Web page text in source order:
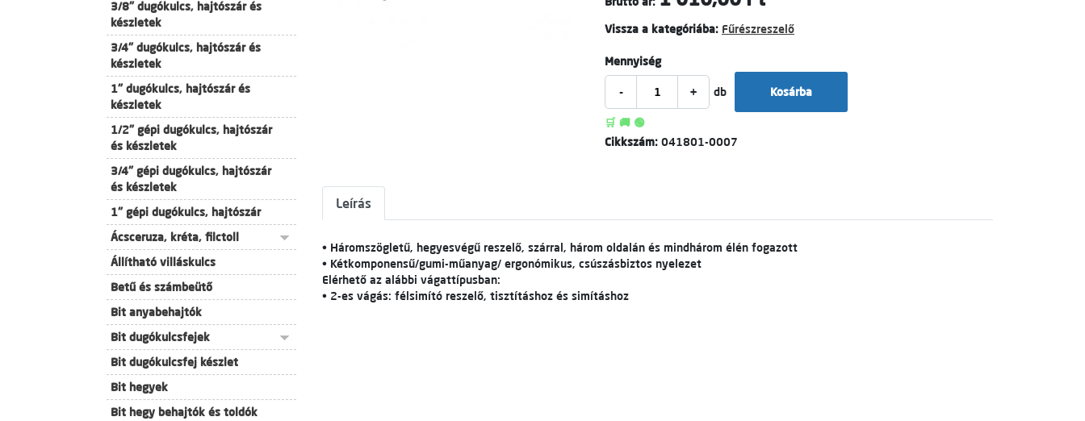
3/8" dugókulcs, hajtószár és
készletek
3/4" dugókulcs, hajtószár és
készletek
1" dugókulcs, hajtószár és
készletek
1/2" gépi dugókulcs, hajtószár
és készletek
3/4" gépi dugókulcs, hajtószár
és készletek
1" gépi dugókulcs, hajtószár
Ácsceruza, kréta, filctoll
Állítható villáskulcs
Betű és számbeütő
Bit anyabehajtók
Bit dugókulcsfejek
Bit dugókulcsfej készlet
Bit hegyek
Bit hegy behajtók és toldók
Vissza a kategóriába: Fűrészreszelő
Mennyiség
- + db Kosárba
🛒 🚚 🟢
Cikkszám: 041801-0007
Leírás
• Háromszögletű, hegyesvégű reszelő, szárral, három oldalán és mindhárom élén fogazott
• Kétkomponensű/gumi-műanyag/ ergonómikus, csúszásbiztos nyelezet
Elérhető az alábbi vágattípusban:
• 2-es vágás: félsimító reszelő, tisztításhoz és simításhoz